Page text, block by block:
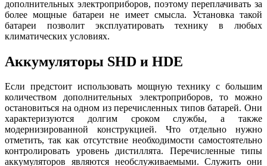
дополнительных электроприборов, поэтому переплачивать за
более мощные батареи не имеет смысла. Установка такой
батареи позволит эксплуатировать технику в любых
климатических условиях.
Аккумуляторы SHD и HDE
Если предстоит использовать мощную технику с большим
количеством дополнительных электроприборов, то можно
остановиться на одном из перечисленных типов батарей. Они
характеризуются долгим сроком службы, а также
модернизированной конструкцией. Что отдельно нужно
отметить, так как отсутствие необходимости самостоятельно
контролировать уровень дистиллята. Перечисленные типы
аккумуляторов являются необслуживаемыми. Служить они